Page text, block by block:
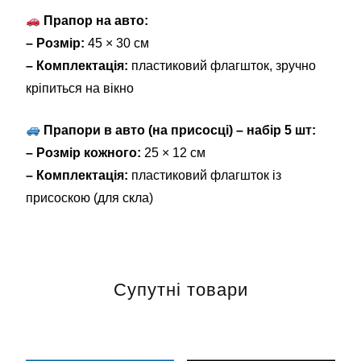
Прапор на авто:
– Розмір: 45 × 30 см
– Комплектація: пластиковий флагшток, зручно
кріпиться на вікно
Прапори в авто (на присосці) – набір 5 шт:
– Розмір кожного: 25 × 12 см
– Комплектація: пластиковий флагшток із
присоскою (для скла)
Супутні товари